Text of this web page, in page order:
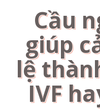
Cầu
giúp
lệ
IVF